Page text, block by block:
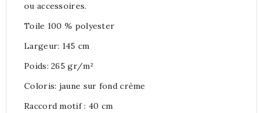
ou accessoires.
Toile 100 % polyester
Largeur: 145 cm
Poids: 265 gr/m²
Coloris: jaune sur fond crème
Raccord motif : 40 cm